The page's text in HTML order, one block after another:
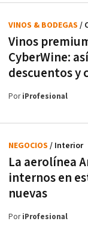
Vinos
CyberWine:
descuentos y
VINOS & BODEGAS /
PoriProfesional
La aerolínea
internos en
nuevas
NEGOCIOS / Interior
PoriProfesional